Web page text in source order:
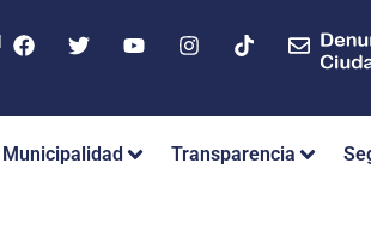
Municipalidad Transparencia